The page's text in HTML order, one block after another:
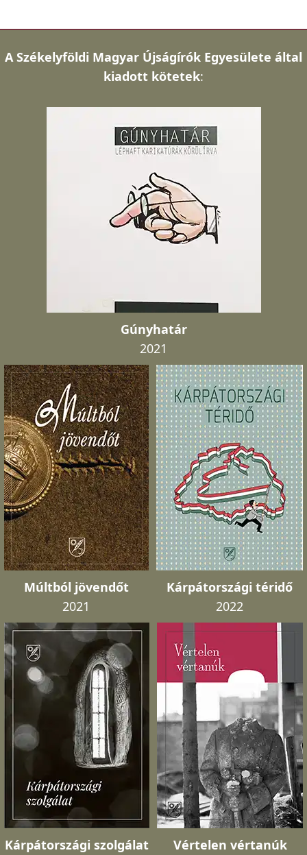
A Székelyföldi Magyar Újságírók Egyesülete által
kiadott kötetek:
Gúnyhatár
2021
Múltból jövendőt
2021
Kárpátországi téridő
2022
Kárpátországi szolgálat
Vértelen vértanúk